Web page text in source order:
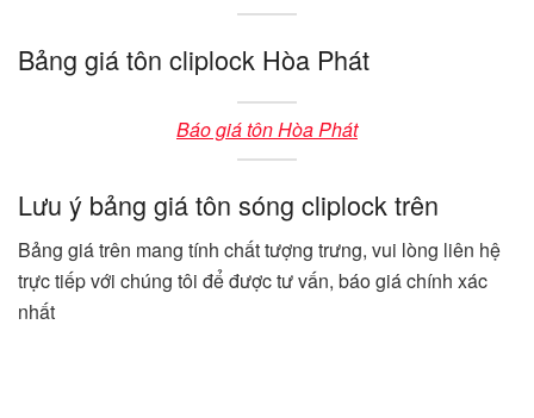
Bảng giá tôn cliplock Hòa Phát
Báo giá tôn Hòa Phát
Lưu ý bảng giá tôn sóng cliplock trên
Bảng giá trên mang tính chất tượng trưng, vui lòng liên hệ
trực tiếp với chúng tôi để được tư vấn, báo giá chính xác
nhất